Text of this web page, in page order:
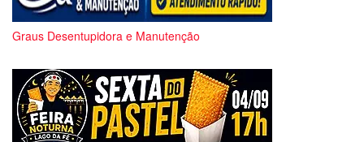
Graus Desentupidora e Manutenção